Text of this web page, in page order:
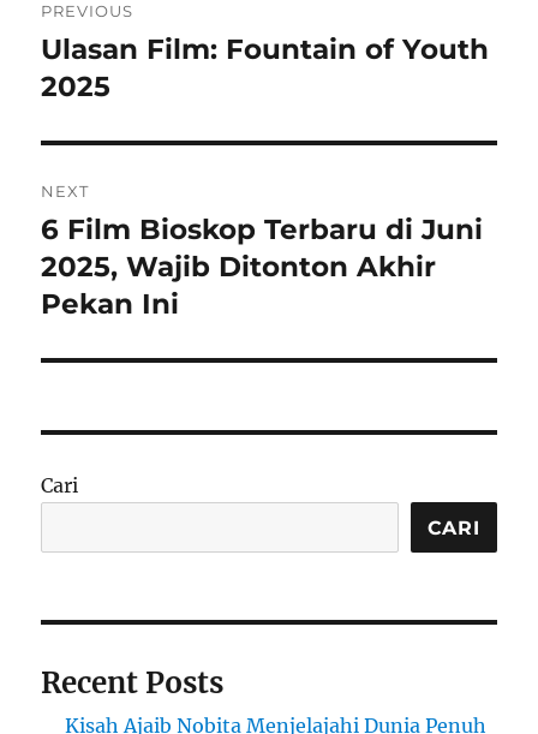
pos
PREVIOUS
Previous
post:
Ulasan Film: Fountain of Youth
2025
NEXT
Next
post:
6 Film Bioskop Terbaru di Juni
2025, Wajib Ditonton Akhir
Pekan Ini
Cari
CARI
Recent Posts
Kisah Ajaib Nobita Menjelajahi Dunia Penuh